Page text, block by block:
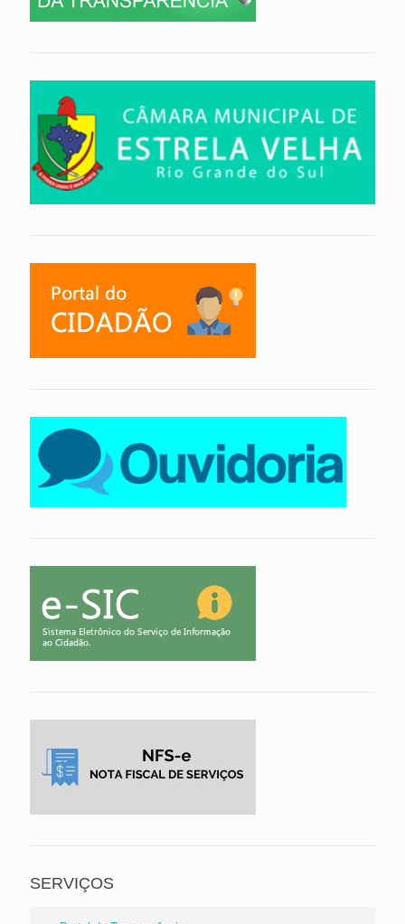
SERVIÇOS